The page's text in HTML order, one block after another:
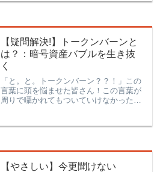
ツ制作に最適なマイク選びの究極ガイド
【疑問解決!】トークンバーンと
は？：暗号資産バブルを生き抜
く
「と。と。トークンバーン？？！」この
言葉に頭を悩ませた皆さん！この言葉が
周りで囁かれてもついていけなかった方
ン」を頭に入れておいてください！トー
【やさしい】今更聞けない